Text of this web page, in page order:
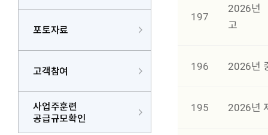
포토자료
고객참여
사업주훈련
공급규모확인
197
2026년
고
196 2026년
195 2026년